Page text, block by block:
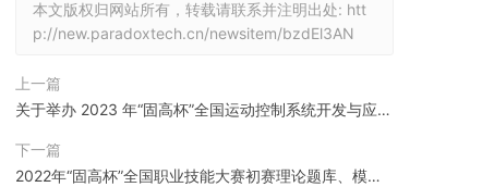
本文版权归网站所有，转载请联系并注明出处: htt
p://new.paradoxtech.cn/newsitem/bzdEl3AN
上一篇
关于举办 2023 年“固高杯”全国运动控制系统开发与应用
职业技能大赛决赛的通知
下一篇
2022年“固高杯”全国职业技能大赛初赛理论题库、模拟